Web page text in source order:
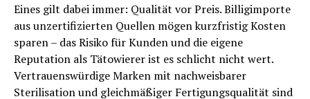
Eines gilt dabei immer: Qualität vor Preis. Billigimporte
aus unzertifizierten Quellen mögen kurzfristig Kosten
sparen – das Risiko für Kunden und die eigene
Reputation als Tätowierer ist es schlicht nicht wert.
Vertrauenswürdige Marken mit nachweisbarer
Sterilisation und gleichmäßiger Fertigungsqualität sind